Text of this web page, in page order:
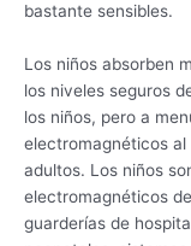
bastante sensibles.
Los niños absorben
los niveles seguros
los niños, pero a
electromagnéticos
adultos. Los niños
electromagnéticos
guarderías de